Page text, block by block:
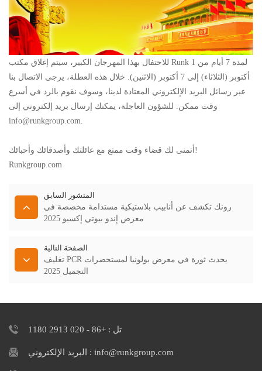
للاحتفال بهذا المهرجان الكبير، سيتم إغلاق مكتب Runk لمدة 7 أيام من 1
أكتوبر (الثلاثاء) إلى 7 أكتوبر (الاثنين). خلال هذه العطلة، يرجى الاتصال بنا
عبر رسائل البريد الإلكتروني المعتادة لدينا، وسوف نقوم بالرد في أسرع
وقت ممكن. للشؤون العاجلة، يمكنك إرسال بريد إلكتروني إلى
info@runkgroup.com.
أتمنى لك قضاء وقت ممتع مع عائلتك وأصدقائك وأحبائك!
Runkgroup.com
المنشور السابق
رونك تكشف عن أنابيب بلاستيكية مستدامة مخصصة في
معرض إندو بيوتي إكسبو 2025
الصفحة التالية
تغليف PCR يحدث ثورة في معرض بولونيا لمستحضرات
التجميل 2025
تل : +86 - 020 2913 1180
البريد الإلكتروني : info@runkgroup.com